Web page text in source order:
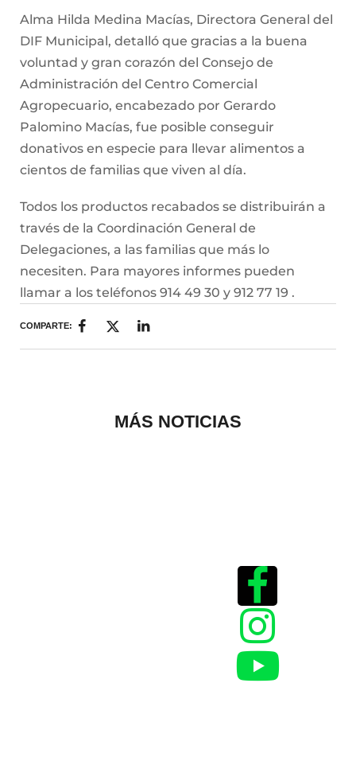
Alma Hilda Medina Macías, Directora General del
DIF Municipal, detalló que gracias a la buena
voluntad y gran corazón del Consejo de
Administración del Centro Comercial
Agropecuario, encabezado por Gerardo
Palomino Macías, fue posible conseguir
donativos en especie para llevar alimentos a
cientos de familias que viven al día.
Todos los productos recabados se distribuirán a
través de la Coordinación General de
Delegaciones, a las familias que más lo
necesiten. Para mayores informes pueden
llamar a los teléfonos 914 49 30 y 912 77 19 .
COMPARTE:
MÁS NOTICIAS